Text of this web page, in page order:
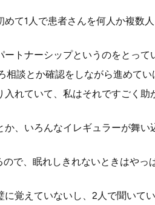
て1人で患者さんを何人か複数
トナーシップというのをとって
談とか確認をしながら進めてい
れていて、私はそれですごく助
、いろんなイレギュラーが舞い
で、眠れしきれないときはやっ
覚えていないし、2人で聞いて